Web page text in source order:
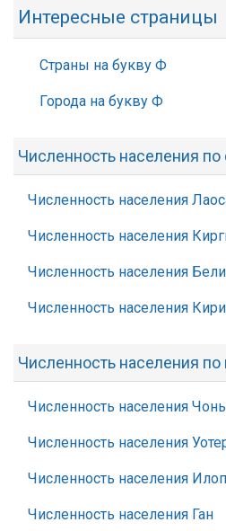
Интересные страницы
Страны на букву Ф
Города на букву Ф
Численность населения по
Численность населения
Численность населения
Численность населения
Численность населения
Численность населения по
Численность населения
Численность населения
Численность населения
Численность населения Ган